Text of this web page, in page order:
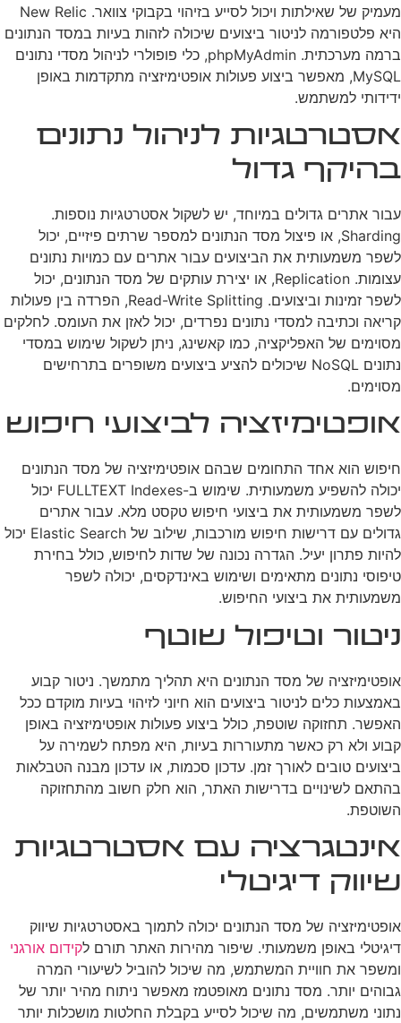
מעמיק של שאילתות ויכול לסייע בזיהוי בקבוקי צוואר. New Relic
היא פלטפורמה לניטור ביצועים שיכולה לזהות בעיות במסד הנתונים
ברמה מערכתית. phpMyAdmin, כלי פופולרי לניהול מסדי נתונים
MySQL, מאפשר ביצוע פעולות אופטימיזציה מתקדמות באופן
ידידותי למשתמש.
אסטרטגיות לניהול נתונים
בהיקף גדול
עבור אתרים גדולים במיוחד, יש לשקול אסטרטגיות נוספות.
Sharding, או פיצול מסד הנתונים למספר שרתים פיזיים, יכול
לשפר משמעותית את הביצועים עבור אתרים עם כמויות נתונים
עצומות. Replication, או יצירת עותקים של מסד הנתונים, יכול
לשפר זמינות וביצועים. Read-Write Splitting, הפרדה בין פעולות
קריאה וכתיבה למסדי נתונים נפרדים, יכול לאזן את העומס. לחלקים
מסוימים של האפליקציה, כמו קאשינג, ניתן לשקול שימוש במסדי
נתונים NoSQL שיכולים להציע ביצועים משופרים בתרחישים
מסוימים.
אופטימיזציה לביצועי חיפוש
חיפוש הוא אחד התחומים שבהם אופטימיזציה של מסד הנתונים
יכולה להשפיע משמעותית. שימוש ב-FULLTEXT Indexes יכול
לשפר משמעותית את ביצועי חיפוש טקסט מלא. עבור אתרים
גדולים עם דרישות חיפוש מורכבות, שילוב של Elastic Search יכול
להיות פתרון יעיל. הגדרה נכונה של שדות לחיפוש, כולל בחירת
טיפוסי נתונים מתאימים ושימוש באינדקסים, יכולה לשפר
משמעותית את ביצועי החיפוש.
ניטור וטיפול שוטף
אופטימיזציה של מסד הנתונים היא תהליך מתמשך. ניטור קבוע
באמצעות כלים לניטור ביצועים הוא חיוני לזיהוי בעיות מוקדם ככל
האפשר. תחזוקה שוטפת, כולל ביצוע פעולות אופטימיזציה באופן
קבוע ולא רק כאשר מתעוררות בעיות, היא מפתח לשמירה על
ביצועים טובים לאורך זמן. עדכון סכמות, או עדכון מבנה הטבלאות
בהתאם לשינויים בדרישות האתר, הוא חלק חשוב מהתחזוקה
השוטפת.
אינטגרציה עם אסטרטגיות
שיווק דיגיטלי
אופטימיזציה של מסד הנתונים יכולה לתמוך באסטרטגיות שיווק
דיגיטלי באופן משמעותי. שיפור מהירות האתר תורם לקידום אורגני
ומשפר את חוויית המשתמש, מה שיכול להוביל לשיעורי המרה
גבוהים יותר. מסד נתונים מאופטמז מאפשר ניתוח מהיר יותר של
נתוני משתמשים, מה שיכול לסייע בקבלת החלטות מושכלות יותר